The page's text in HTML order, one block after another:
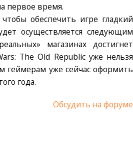
первое время.
обеспечить игре гладкий
осуществляется следующим
магазинах достигнет
The Old Republic уже нельзя
геймерам уже сейчас оформить
года.
Обсудить на форуме